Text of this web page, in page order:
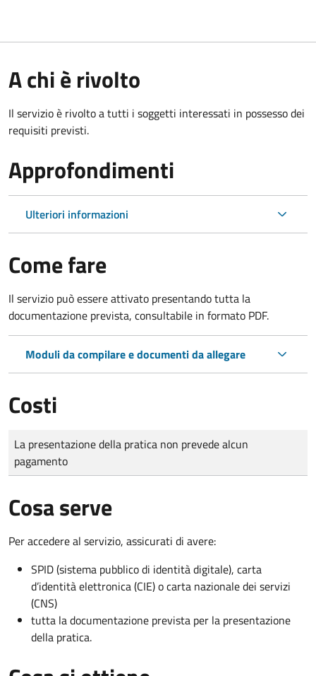
A chi è rivolto
Il servizio è rivolto a tutti i soggetti interessati in possesso dei
requisiti previsti.
Approfondimenti
Ulteriori informazioni
Come fare
Il servizio può essere attivato presentando tutta la
documentazione prevista, consultabile in formato PDF.
Moduli da compilare e documenti da allegare
Costi
Tipo di pagamento
Importo
La presentazione della pratica non prevede alcun
pagamento
Cosa serve
Per accedere al servizio, assicurati di avere:
SPID (sistema pubblico di identità digitale), carta
d’identità elettronica (CIE) o carta nazionale dei servizi
(CNS)
tutta la documentazione prevista per la presentazione
della pratica.